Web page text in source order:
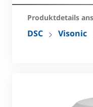
Produktdetails
DSC Visonic